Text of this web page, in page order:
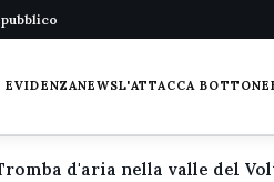
EVIDENZANEWSL'ATTACCA BOTTONE